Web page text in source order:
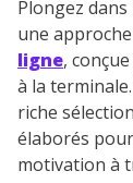
Plongez
une
ligne,
à la
riche
élaborés
motivation à